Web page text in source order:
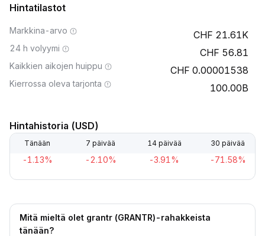
Hintatilastot
Markkina-arvo 21.61K
24 h volyymi 56.81
Kaikkien aikojen huippu 0.00001538
Kierrossa oleva tarjonta 100.00B
Hintahistoria (USD)
Tänään 7 päivää 14 päivää 30 päivää
-1.13% -2.10% -3.91% -71.58%
Mitä mieltä olet grantr (GRANTR)-rahakkeista
tänään?